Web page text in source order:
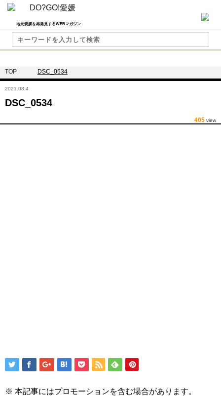
地元愛媛を再発見するWEBマガジン
TOP DSC_0534
2021.08.4
DSC_0534
405 view
※ 本記事にはプロモーションを含む場合があります。